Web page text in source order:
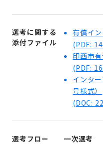
選考に関する
添付ファイル
有償イ
(PDF:
印西市
(PDF:
インタ
号様式）
(DOC:
選考フロー
一次選考